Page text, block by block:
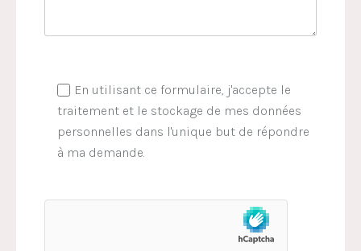
En utilisant ce formulaire, j'accepte le
traitement et le stockage de mes données
personnelles dans l'unique but de répondre
à ma demande.